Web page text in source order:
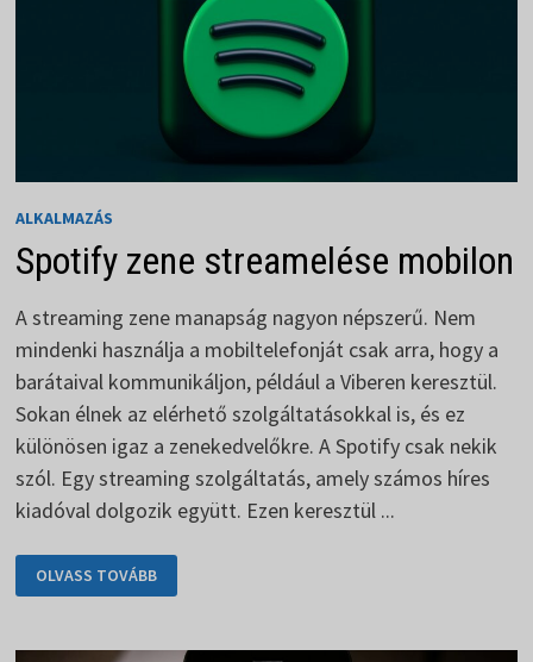
ALKALMAZÁS
Spotify zene streamelése mobilon
A streaming zene manapság nagyon népszerű. Nem
mindenki használja a mobiltelefonját csak arra, hogy a
barátaival kommunikáljon, például a Viberen keresztül.
Sokan élnek az elérhető szolgáltatásokkal is, és ez
különösen igaz a zenekedvelőkre. A Spotify csak nekik
szól. Egy streaming szolgáltatás, amely számos híres
kiadóval dolgozik együtt. Ezen keresztül ...
SPOTIFY
ZENE
STREAMELÉSE
OLVASS TOVÁBB